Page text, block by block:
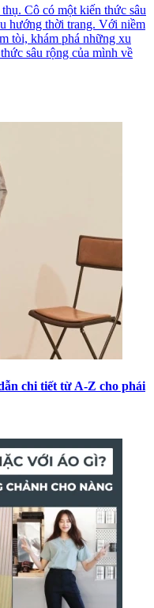
Cô có một kiến thức sâu
hướng thời trang. Với niềm
tòi, khám phá những xu
sâu rộng của mình về
chi tiết từ A-Z cho phái